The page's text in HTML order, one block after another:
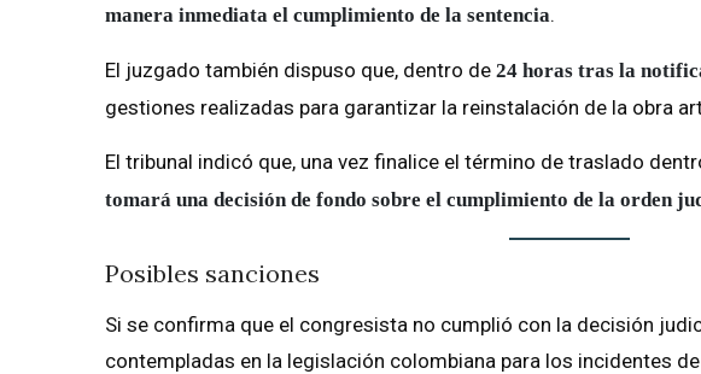
manera inmediata el cumplimiento de la sentencia.
El juzgado también dispuso que, dentro de 24 horas tras la
gestiones realizadas para garantizar la reinstalación de la obra
El tribunal indicó que, una vez finalice el término de traslado
tomará una decisión de fondo sobre el cumplimiento de la orden
Posibles sanciones
Si se confirma que el congresista no cumplió con la decisión
contempladas en la legislación colombiana para los incidentes